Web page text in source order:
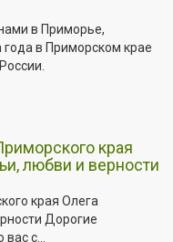
в Приморье,
в Приморском крае
края
любви и верности
края Олега
Дорогие
с...